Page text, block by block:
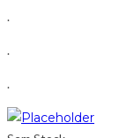
.
.
.